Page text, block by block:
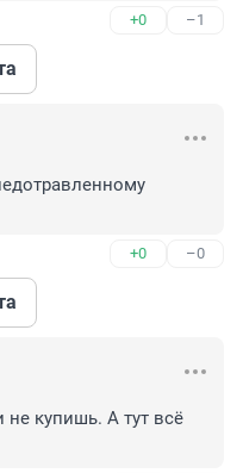
+0 –1
+0 –0
не купишь. А тут всё